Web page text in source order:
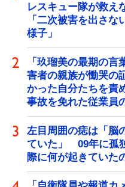
レスキュー隊が救
「二次被害を出さ
様子」
「玖瑠美の最期の
害者の親族が慟哭
かった自分たちを
事故を免れた従業員
左目周囲の痣は「脳
ていた」 09年に孤
際に何が起きていた